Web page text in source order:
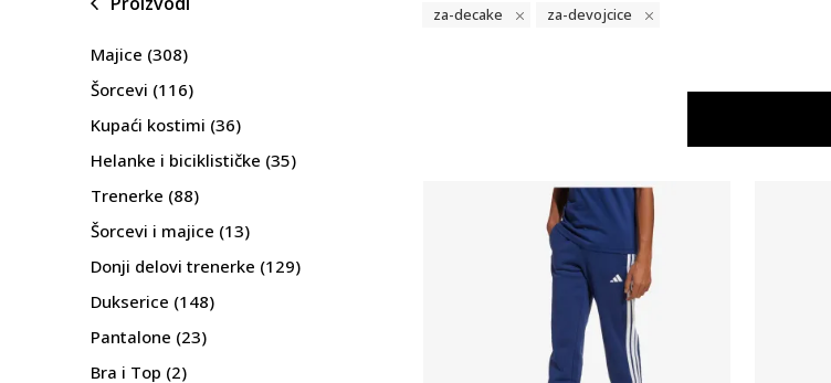
Majice (308)
Šorcevi (116)
Kupaći kostimi (36)
Helanke i biciklističke (35)
Trenerke (88)
Šorcevi i majice (13)
Donji delovi trenerke (129)
Dukserice (148)
Pantalone (23)
Bra i Top (2)
za-decake za-devojcice
Uporedi